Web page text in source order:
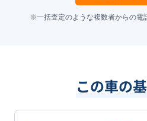
※一括査定のような複数者からの電
この車の